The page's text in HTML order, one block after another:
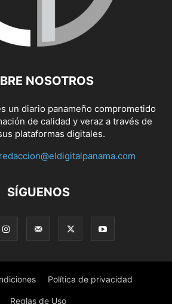
NOSOTROS
un diario panameño comprometido
de calidad y veraz a través de
plataformas digitales.
redaccion@eldigitalpanama.com
SÍGUENOS
Política de privacidad
Reglas de Uso